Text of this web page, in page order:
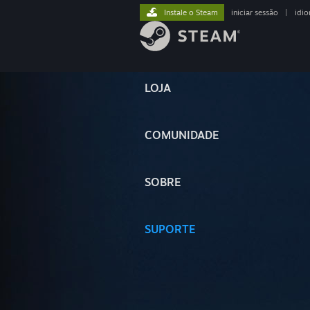
LOJA
COMUNIDADE
SOBRE
SUPORTE
Instale o Steam iniciar sessão